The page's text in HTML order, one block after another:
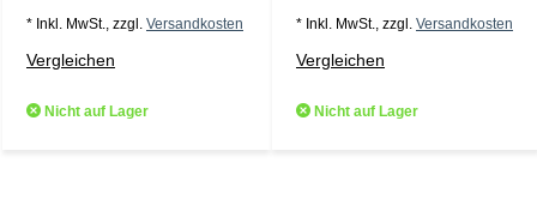
* Inkl. MwSt., zzgl. Versandkosten
Vergleichen
Nicht auf Lager
* Inkl. MwSt., zzgl. Versandkosten
Vergleichen
Nicht auf Lager